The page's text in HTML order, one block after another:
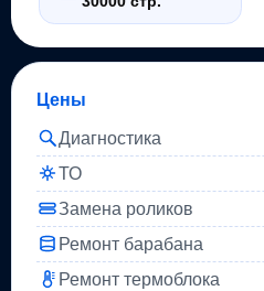
Цены
Диагностика
ТО
Замена роликов
Ремонт барабана
Ремонт термоблока